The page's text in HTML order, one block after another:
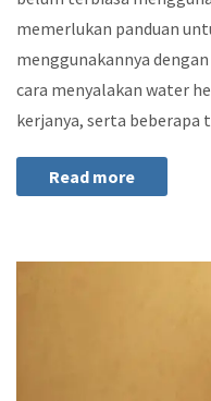
memerlukan panduan
menggunakannya
cara menyalakan water
kerjanya, serta
Read more